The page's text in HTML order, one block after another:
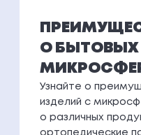
О БЫТОВЫХ
Узнайте о
изделий с
о различных
ортопедические